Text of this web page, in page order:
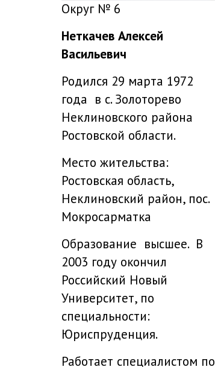
Округ № 6
Неткачев Алексей
Васильевич
Родился 29 марта 1972
года в с. Золоторево
Неклиновского района
Ростовской области.
Место жительства:
Ростовская область,
Неклиновский район, пос.
Мокросарматка
Образование высшее. В
2003 году окончил
Российский Новый
Университет, по
специальности:
Юриспруденция.
Работает специалистом по